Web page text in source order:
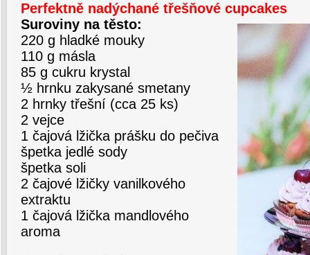
Perfektně nadýchané třešňové cupcakes
Suroviny na těsto:
220 g hladké mouky
110 g másla
85 g cukru krystal
½ hrnku zakysané smetany
2 hrnky třešní (cca 25 ks)
2 vejce
1 čajová lžička prášku do pečiva
špetka jedlé sody
špetka soli
2 čajové lžičky vanilkového
extraktu
1 čajová lžička mandlového
aroma